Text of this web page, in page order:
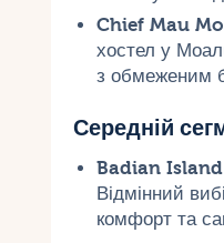
Chief Mau
хостел у
з обмеженим
Середній
Badian
Відмінний
комфорт та